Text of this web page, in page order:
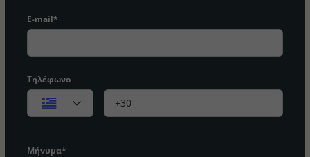
E-mail*
Τηλέφωνο
Μήνυμα*